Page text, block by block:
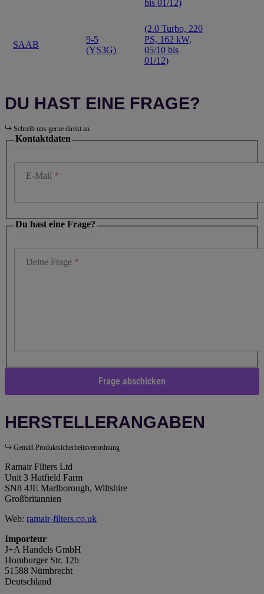
bis 01/12)
SAAB
9-5
(YS3G)
(2.0 Turbo, 220
PS, 162 kW,
05/10 bis
01/12)
DU HAST EINE FRAGE?
Schreib uns gerne direkt an
Kontaktdaten
E-Mail
Du hast eine Frage?
Deine Frage
Frage abschicken
HERSTELLERANGABEN
Gemäß Produktsicherheitsverordnung
Ramair Filters Ltd
Unit 3 Hatfield Farm
SN8 4JE Marlborough, Wiltshire
Großbritannien
Web: ramair-filters.co.uk
Importeur
J+A Handels GmbH
Homburger Str. 12b
51588 Nümbrecht
Deutschland